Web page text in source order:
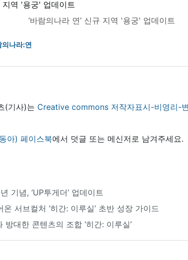
‘바람의나라 연’ 신규 지역 '용궁' 업데이트
나라:연
(기사)는 Creative commons 저작자표시-비영리-
아) 페이스북에서 덧글 또는 메신저로 남겨주세요.
기념, ‘UP투게더’ 업데이트
서브컬처 ‘히간: 이루실’ 초반 성장 가이드
대한 콘텐츠의 조합 ‘히간: 이루실’